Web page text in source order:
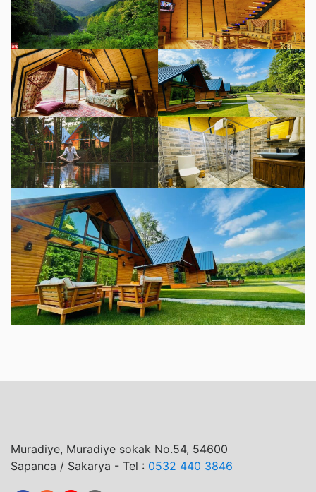
Muradiye, Muradiye sokak No.54, 54600
Sapanca / Sakarya - Tel : 0532 440 3846